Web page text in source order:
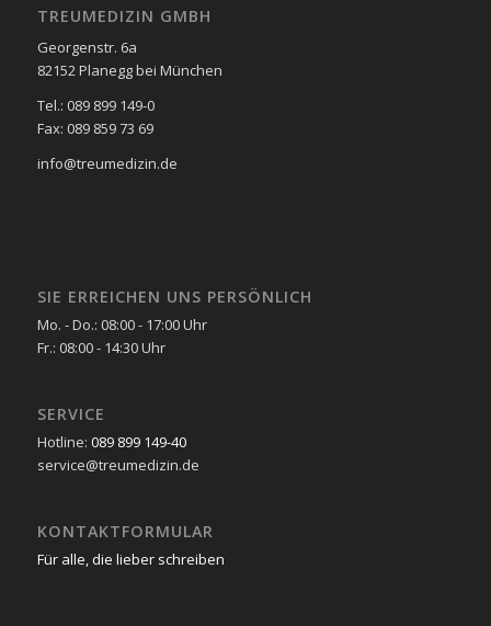
TREUMEDIZIN GMBH
Georgenstr. 6a
82152 Planegg bei München
Tel.: 089 899 149-0
Fax: 089 859 73 69
info@treumedizin.de
SIE ERREICHEN UNS PERSÖNLICH
Mo. - Do.: 08:00 - 17:00 Uhr
Fr.: 08:00 - 14:30 Uhr
SERVICE
Hotline: 089 899 149-40
service@treumedizin.de
KONTAKTFORMULAR
Für alle, die lieber schreiben